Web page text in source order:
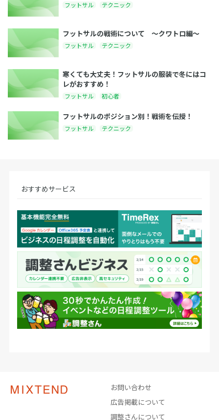
フットサル テクニック
フットサルの戦術について 〜クワトロ編〜
フットサル テクニック
寒くても大丈夫！フットサルの服装で冬にはコ
レがおすすめ！
フットサル 初心者
フットサルのポジション別！戦術を伝授！
フットサル テクニック
おすすめサービス
お問い合わせ
広告掲載について
調整さんについて